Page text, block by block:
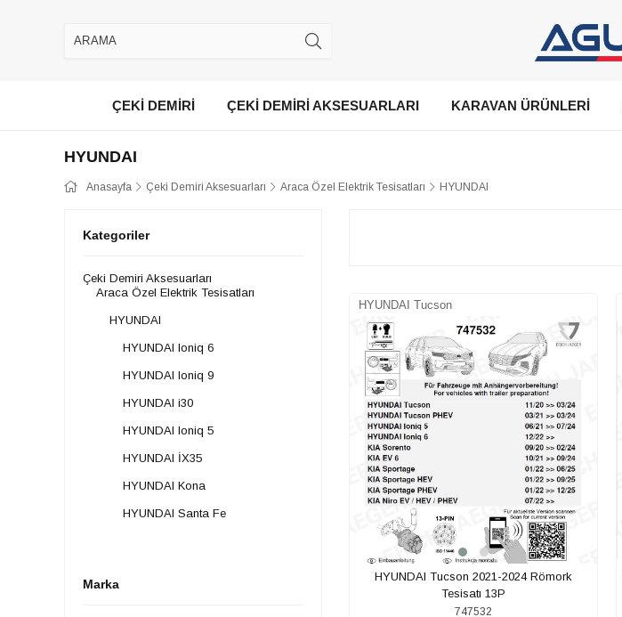
ÇEKİ DEMİRİ ÇEKİ DEMİRİ AKSESUARLARI KARAVAN ÜRÜNLERİ
HYUNDAI
Anasayfa Çeki Demiri Aksesuarları Araca Özel Elektrik Tesisatları HYUNDAI
Kategoriler
Çeki Demiri Aksesuarları
Araca Özel Elektrik Tesisatları
HYUNDAI
HYUNDAI Ioniq 6
HYUNDAI Ioniq 9
HYUNDAI i30
HYUNDAI Ioniq 5
HYUNDAI İX35
HYUNDAI Kona
HYUNDAI Santa Fe
Marka
HYUNDAI Tucson
HYUNDAI Tucson 2021-2024 Römork
Tesisatı 13P
747532